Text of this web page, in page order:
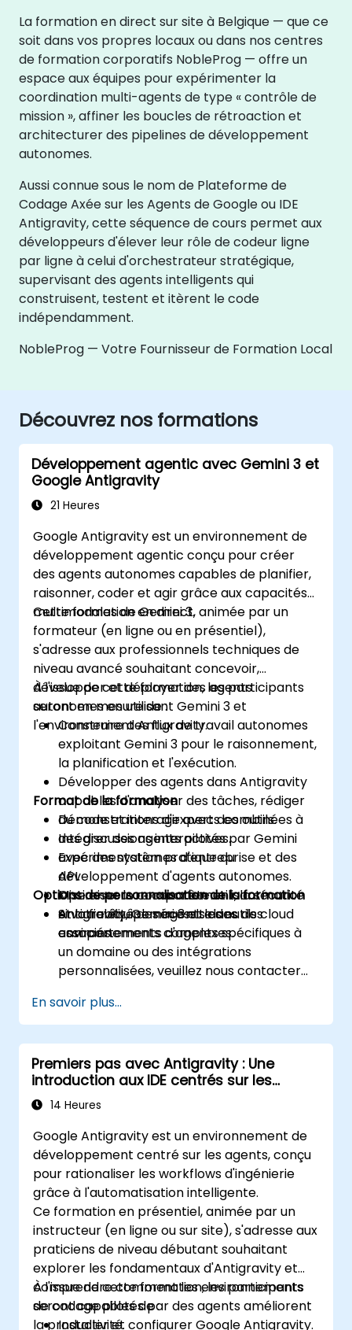
La formation en direct sur site à Belgique — que ce
soit dans vos propres locaux ou dans nos centres
de formation corporatifs NobleProg — offre un
espace aux équipes pour expérimenter la
coordination multi-agents de type « contrôle de
mission », affiner les boucles de rétroaction et
architecturer des pipelines de développement
autonomes.
Aussi connue sous le nom de Plateforme de
Codage Axée sur les Agents de Google ou IDE
Antigravity, cette séquence de cours permet aux
développeurs d'élever leur rôle de codeur ligne
par ligne à celui d'orchestrateur stratégique,
supervisant des agents intelligents qui
construisent, testent et itèrent le code
indépendamment.
NobleProg — Votre Fournisseur de Formation Local
Découvrez nos formations
Développement agentic avec Gemini 3 et
Google Antigravity
21 Heures
Google Antigravity est un environnement de
développement agentic conçu pour créer
des agents autonomes capables de planifier,
raisonner, coder et agir grâce aux capacités
multimodales de Gemini 3.
Cette formation en direct, animée par un
formateur (en ligne ou en présentiel),
s'adresse aux professionnels techniques de
niveau avancé souhaitant concevoir,
développer et déployer des agents
autonomes en utilisant Gemini 3 et
l'environnement Antigravity.
À l'issue de cette formation, les participants
seront en mesure de :
Construire des flux de travail autonomes
exploitant Gemini 3 pour le raisonnement,
la planification et l'exécution.
Développer des agents dans Antigravity
capables d'analyser des tâches, rédiger
du code et interagir avec des outils.
Intégrer des agents pilotés par Gemini
avec des systèmes d'entreprise et des
API.
Optimiser le comportement, la sécurité
et la fiabilité des agents dans des
environnements complexes.
Format de la formation
Démonstrations d'experts combinées à
des discussions interactives.
Expérimentation pratique du
développement d'agents autonomes.
Mise en œuvre concrète utilisant
Antigravity, Gemini 3 et les outils cloud
associés.
Options de personnalisation de la formation
Si votre équipe nécessite des
comportements d'agents spécifiques à
un domaine ou des intégrations
personnalisées, veuillez nous contacter
En savoir plus...
Premiers pas avec Antigravity : Une
introduction aux IDE centrés sur les
agents14 Heures
Google Antigravity est un environnement de
développement centré sur les agents, conçu
pour rationaliser les workflows d'ingénierie
grâce à l'automatisation intelligente.
Ce formation en présentiel, animée par un
instructeur (en ligne ou sur site), s'adresse aux
praticiens de niveau débutant souhaitant
explorer les fondamentaux d'Antigravity et
comprendre comment les environnements
de codage pilotés par des agents améliorent
la productivité.
À l'issue de cette formation, les participants
seront capables de :
Installer et configurer Google Antigravity.